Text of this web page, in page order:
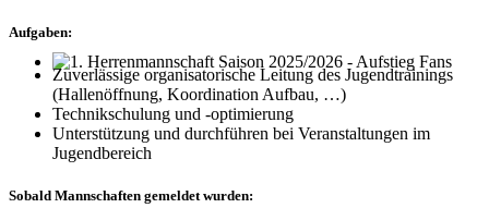
1. Herrenmannschaft Saison 2025/2026 - Aufstieg Fans
Aufgaben:
Zuverlässige organisatorische Leitung des Jugendtrainings
(Hallenöffnung, Koordination Aufbau, …)
Technikschulung und -optimierung
Unterstützung und durchführen bei Veranstaltungen im
Jugendbereich
Sobald Mannschaften gemeldet wurden: